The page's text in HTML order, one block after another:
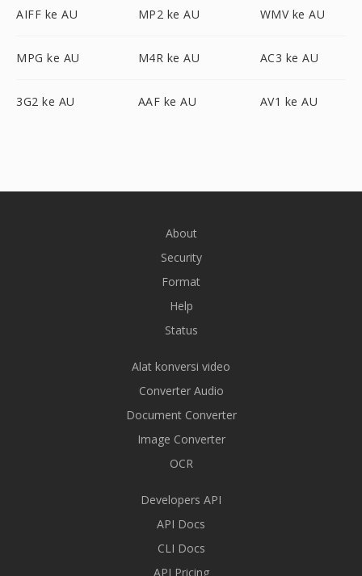
AIFF ke AU MP2 ke AU WMV ke AU
MPG ke AU M4R ke AU AC3 ke AU
3G2 ke AU AAF ke AU AV1 ke AU
About
Security
Format
Help
Status
Alat konversi video
Converter Audio
Document Converter
Image Converter
OCR
Developers API
API Docs
CLI Docs
API Pricing